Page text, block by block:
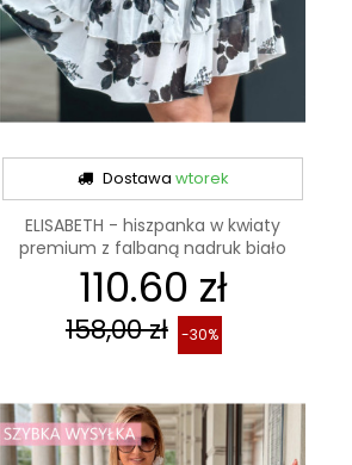
Dostawa wtorek
ELISABETH - hiszpanka w kwiaty
premium z falbaną nadruk biało
czarny
110.60 zł
158,00 zł -30%